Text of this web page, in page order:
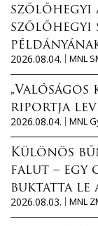
szőlőhegyi
2026.08.04.
MNL
„Valóságos
riportja
2026.08.04.
MNL
Különös
falut – egy
buktatta le
2026.08.03.
MNL